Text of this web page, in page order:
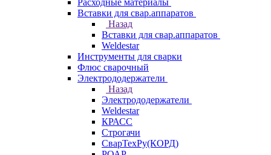
Расходные материалы
Вставки для свар.аппаратов
Назад
Вставки для свар.аппаратов
Weldestar
Инструменты для сварки
Флюс сварочный
Электрододержатели
Назад
Электрододержатели
Weldestar
КРАСС
Строгачи
СварТехРу(КОРД)